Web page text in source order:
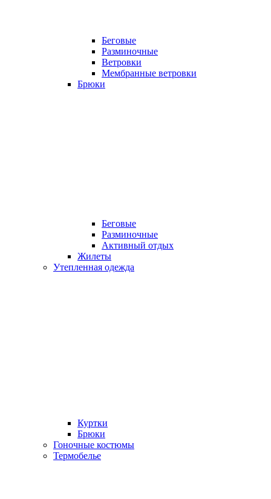
Беговые
Разминочные
Ветровки
Мембранные ветровки
Брюки
Беговые
Разминочные
Активный отдых
Жилеты
Утепленная одежда
Куртки
Брюки
Гоночные костюмы
Термобелье